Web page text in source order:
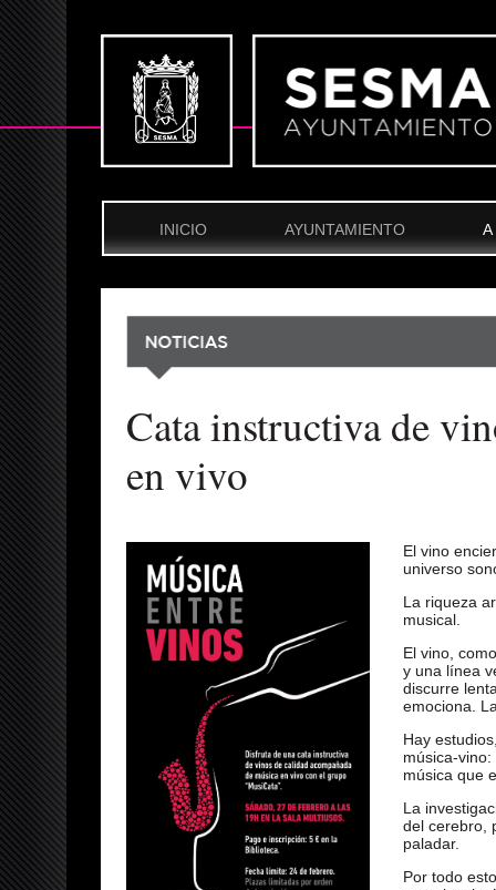
INICIO AYUNTAMIENTO A
Cata instructiva de
en vivo
El vino
universo
La riqueza
musical.
El vino,
y una línea
discurre
emociona.
Hay
música-
música que
La
del cerebro,
paladar.
Por todo